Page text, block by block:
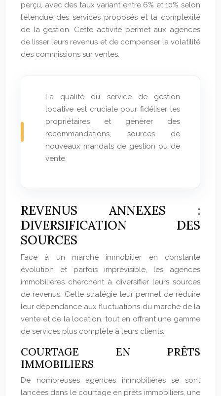
perçu, avec des taux variant entre 6% et 10% selon
l’étendue des services proposés et la complexité
de la gestion. Cette activité permet aux agences
de lisser leurs revenus et de compenser la volatilité
des commissions sur ventes.
La qualité du service de gestion
locative est cruciale pour fidéliser les
propriétaires et générer des
recommandations, sources de
nouveaux mandats de gestion ou de
vente.
REVENUS ANNEXES :
DIVERSIFICATION DES
SOURCES
Face à un marché immobilier en constante
évolution et parfois imprévisible, les agences
immobilières cherchent à diversifier leurs sources
de revenus. Cette stratégie leur permet de réduire
leur dépendance aux fluctuations du marché de la
vente et de la location, tout en offrant une gamme
de services plus complète à leurs clients.
COURTAGE EN PRÊTS
IMMOBILIERS
De nombreuses agences immobilières se sont
lancées dans le courtage en prêts immobiliers, une